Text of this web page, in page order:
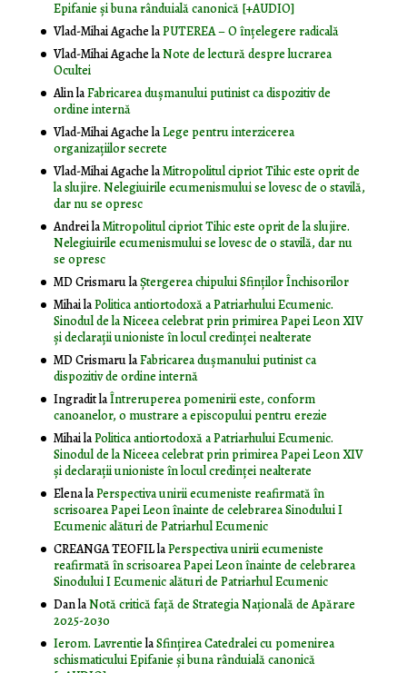
Epifanie și buna rânduială canonică [+AUDIO]
Vlad-Mihai AgachelaPUTEREA – O înţelegere radicală
Vlad-Mihai AgachelaNote de lectură despre lucrarea
Ocultei
AlinlaFabricarea dușmanului putinist ca dispozitiv de
ordine internă
Vlad-Mihai AgachelaLege pentru interzicerea
organizaţiilor secrete
Vlad-Mihai AgachelaMitropolitul cipriot Tihic este oprit de
la slujire. Nelegiuirile ecumenismului se lovesc de o stavilă,
dar nu se opresc
AndreilaMitropolitul cipriot Tihic este oprit de la slujire.
Nelegiuirile ecumenismului se lovesc de o stavilă, dar nu
se opresc
MD CrismarulaŞtergerea chipului Sfinţilor Închisorilor
MihailaPolitica antiortodoxă a Patriarhului Ecumenic.
Sinodul de la Niceea celebrat prin primirea Papei Leon XIV
și declarații unioniste în locul credinței nealterate
MD CrismarulaFabricarea dușmanului putinist ca
dispozitiv de ordine internă
IngraditlaÎntreruperea pomenirii este, conform
canoanelor, o mustrare a episcopului pentru erezie
MihailaPolitica antiortodoxă a Patriarhului Ecumenic.
Sinodul de la Niceea celebrat prin primirea Papei Leon XIV
și declarații unioniste în locul credinței nealterate
ElenalaPerspectiva unirii ecumeniste reafirmată în
scrisoarea Papei Leon înainte de celebrarea Sinodului I
Ecumenic alături de Patriarhul Ecumenic
CREANGA TEOFILlaPerspectiva unirii ecumeniste
reafirmată în scrisoarea Papei Leon înainte de celebrarea
Sinodului I Ecumenic alături de Patriarhul Ecumenic
DanlaNotă critică faţă de Strategia Naţională de Apărare
2025-2030
Ierom. LavrentielaSfințirea Catedralei cu pomenirea
schismaticului Epifanie și buna rânduială canonică